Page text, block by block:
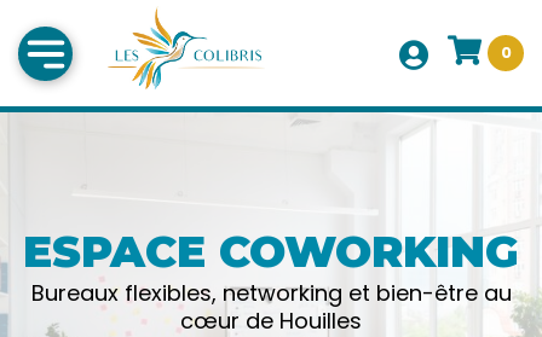
0
ESPACE COWORKING
Bureaux flexibles, networking et bien-être au
cœur de Houilles